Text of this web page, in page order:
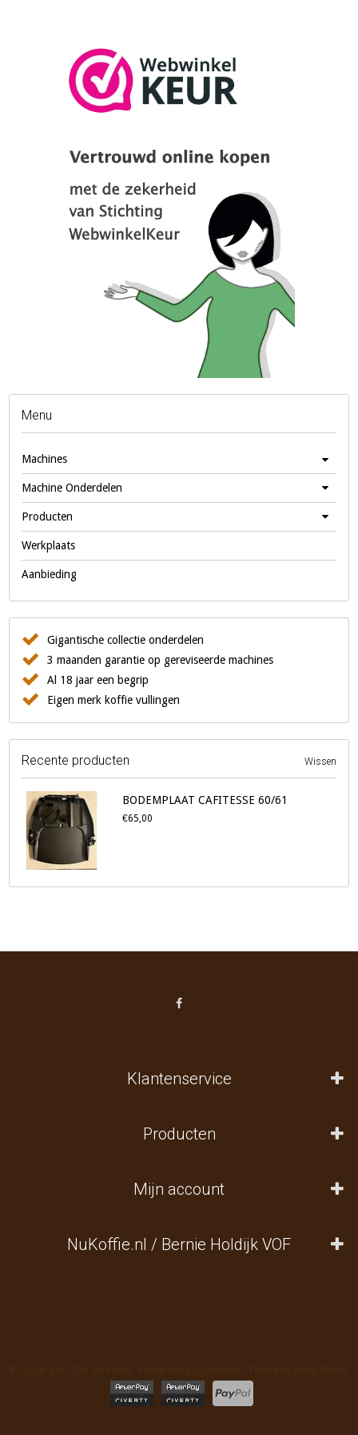
Menu
Machines
Machine Onderdelen
Producten
Werkplaats
Aanbieding
Gigantische collectie onderdelen
3 maanden garantie op gereviseerde machines
Al 18 jaar een begrip
Eigen merk koffie vullingen
Recente producten Wissen
BODEMPLAAT CAFITESSE 60/61
€65,00
Klantenservice
Producten
Mijn account
NuKoffie.nl / Bernie Holdijk VOF